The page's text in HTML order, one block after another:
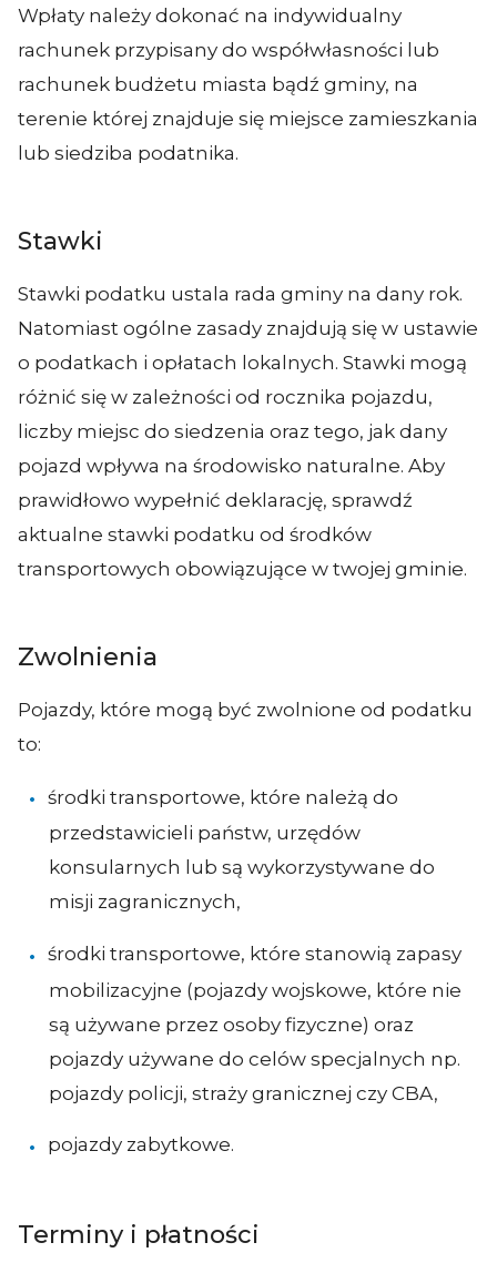
Wpłaty należy dokonać na indywidualny
rachunek przypisany do współwłasności lub
rachunek budżetu miasta bądź gminy, na
terenie której znajduje się miejsce zamieszkania
lub siedziba podatnika.
Stawki
Stawki podatku ustala rada gminy na dany rok.
Natomiast ogólne zasady znajdują się w ustawie
o podatkach i opłatach lokalnych. Stawki mogą
różnić się w zależności od rocznika pojazdu,
liczby miejsc do siedzenia oraz tego, jak dany
pojazd wpływa na środowisko naturalne. Aby
prawidłowo wypełnić deklarację, sprawdź
aktualne stawki podatku od środków
transportowych obowiązujące w twojej gminie.
Zwolnienia
Pojazdy, które mogą być zwolnione od podatku
to:
środki transportowe, które należą do
przedstawicieli państw, urzędów
konsularnych lub są wykorzystywane do
misji zagranicznych,
środki transportowe, które stanowią zapasy
mobilizacyjne (pojazdy wojskowe, które nie
są używane przez osoby fizyczne) oraz
pojazdy używane do celów specjalnych np.
pojazdy policji, straży granicznej czy CBA,
pojazdy zabytkowe.
Terminy i płatności